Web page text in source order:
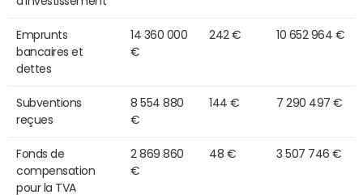
Emprunts
bancaires et
dettes
14 360 000
€
242 € 10 652 964 €
Subventions
reçues
8 554 880
€
144 € 7 290 497 €
Fonds de
compensation
pour la TVA
2 869 860
€
48 € 3 507 746 €